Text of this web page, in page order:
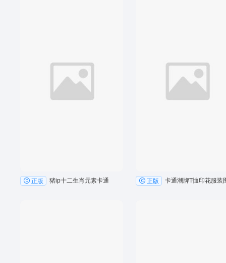
正版 猪ip十二生肖元素卡通 正版 卡通潮牌T恤印花服装